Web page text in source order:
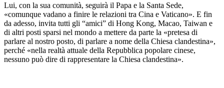
Lui, con la sua comunità, seguirà il Papa e la Santa Sede,
«comunque vadano a finire le relazioni tra Cina e Vaticano». E fin
da adesso, invita tutti gli “amici” di Hong Kong, Macao, Taiwan e
di altri posti sparsi nel mondo a mettere da parte la «pretesa di
parlare al nostro posto, di parlare a nome della Chiesa clandestina»,
perché «nella realtà attuale della Repubblica popolare cinese,
nessuno può dire di rappresentare la Chiesa clandestina».